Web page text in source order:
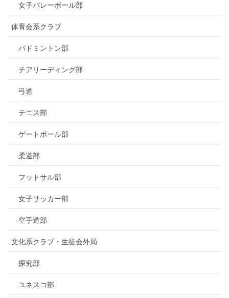
女子バレーボール部
体育会系クラブ
バドミントン部
チアリーディング部
弓道
テニス部
ゲートボール部
柔道部
フットサル部
女子サッカー部
空手道部
文化系クラブ・生徒会外局
探究部
ユネスコ部